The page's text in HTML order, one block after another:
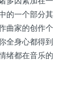
的一个部分其
曲家的创作个
全身心都得到
绪都在音乐的